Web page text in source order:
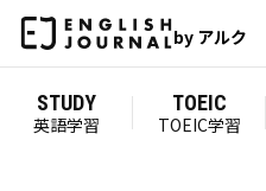
by アルク
STUDY
英語学習
TOEIC
TOEIC学習